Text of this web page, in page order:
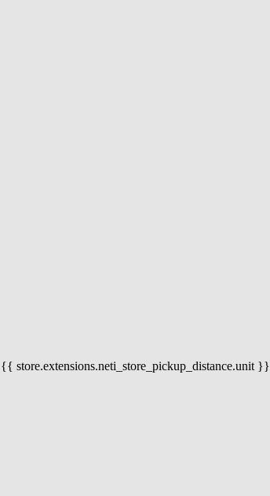
store.extensions.neti_store_pickup_distance.unit }}